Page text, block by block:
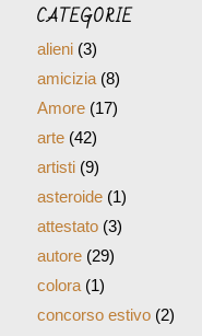
CATEGORIE
alieni(3)
amicizia(8)
Amore(17)
arte(42)
artisti(9)
asteroide(1)
attestato(3)
autore(29)
colora(1)
concorso estivo(2)